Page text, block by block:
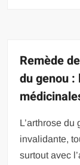
Remède
du genou :
L’arthrose
invalidante,
surtout avec